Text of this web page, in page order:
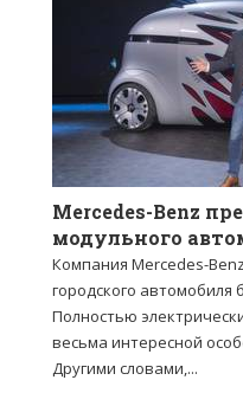
Mercedes-Benz
модульного
Компания Mercedes-
городского автомобиля
Полностью
весьма интересной
Другими словами,...